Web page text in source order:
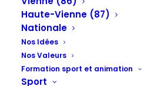
Haute-Vienne (87)
Nationale
Nos Idées
Nos Valeurs
Formation sport et animation
Sport
|